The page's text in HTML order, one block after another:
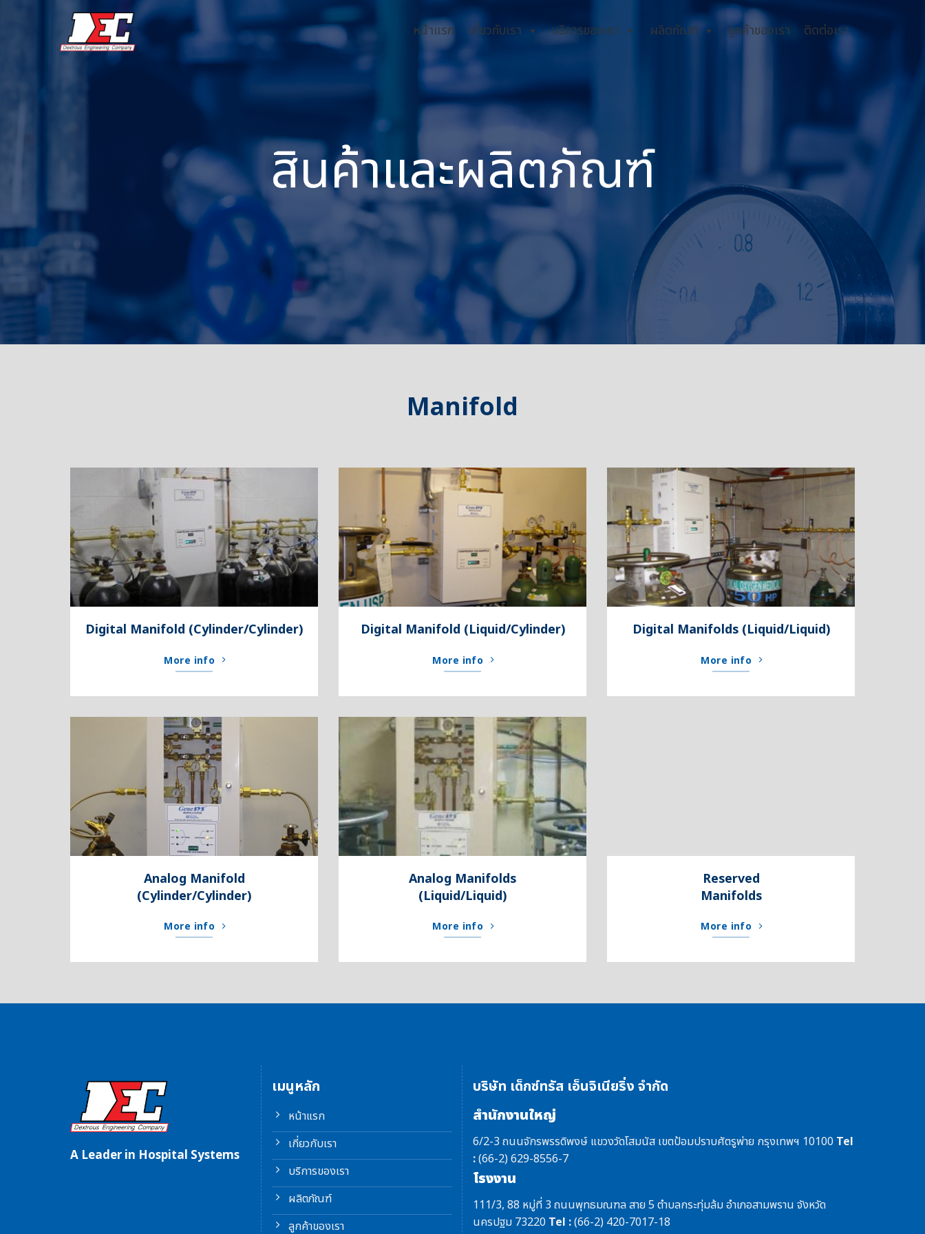
หน้าแรก เกี่ยวกับเรา บริการของเรา ผลิตภัณฑ์ ลูกค้าของเรา ติดต่อเรา
สินค้าและผลิตภัณฑ์
Manifold
Digital Manifold (Cylinder/Cylinder)
More info
Digital Manifold (Liquid/Cylinder)
More info
Digital Manifolds (Liquid/Liquid)
More info
Analog Manifold
(Cylinder/Cylinder)
More info
Analog Manifolds
(Liquid/Liquid)
More info
Reserved
Manifolds
More info
A Leader in Hospital Systems
เมนูหลัก
หน้าแรก
เกี่ยวกับเรา
บริการของเรา
ผลิตภัณฑ์
ลูกค้าของเรา
บริษัท เด็กซ์ทรัส เอ็นจิเนียริ่ง จำกัด
สำนักงานใหญ่
6/2-3 ถนนจักรพรรดิพงษ์ แขวงวัดโสมนัส เขตป้อมปราบศัตรูพ่าย กรุงเทพฯ 10100 Tel
:(66-2) 629-8556-7
โรงงาน
111/3, 88 หมู่ที่ 3 ถนนพุทธมณฑล สาย 5 ตำบลกระทุ่มล้ม อำเภอสามพราน จังหวัด
นครปฐม 73220 Tel :(66-2) 420-7017-18